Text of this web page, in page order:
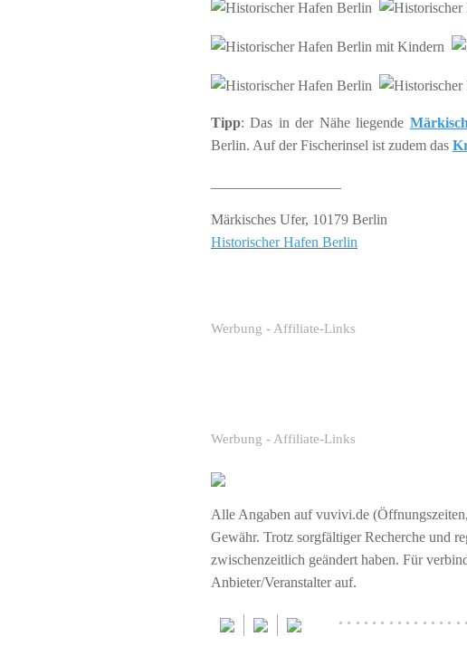
Tipp: Das in der Nähe liegende
Berlin. Auf der Fischerinsel ist zudem das
Märkisches Ufer, 10179 Berlin
Historischer Hafen Berlin
Werbung - Affiliate-Links
Werbung - Affiliate-Links
Alle Angaben auf vuvivi.de
Gewähr. Trotz sorgfältiger Recherche und
zwischenzeitlich geändert haben. Für
Anbieter/Veranstalter auf.